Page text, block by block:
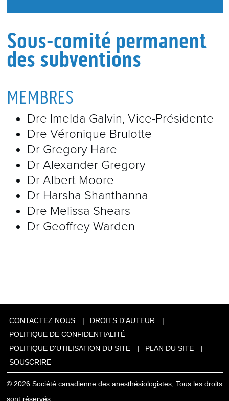
Sous-comité permanent
des subventions
MEMBRES
Dre Imelda Galvin, Vice-Présidente
Dre Véronique Brulotte
Dr Gregory Hare
Dr Alexander Gregory
Dr Albert Moore
Dr Harsha Shanthanna
Dre Melissa Shears
Dr Geoffrey Warden
CONTACTEZ NOUS
DROITS D'AUTEUR
POLITIQUE DE CONFIDENTIALITÉ
POLITIQUE D'UTILISATION DU SITE
PLAN DU SITE
SOUSCRIRE
© 2026 Société canadienne des anesthésiologistes, Tous les droits
sont réservés.